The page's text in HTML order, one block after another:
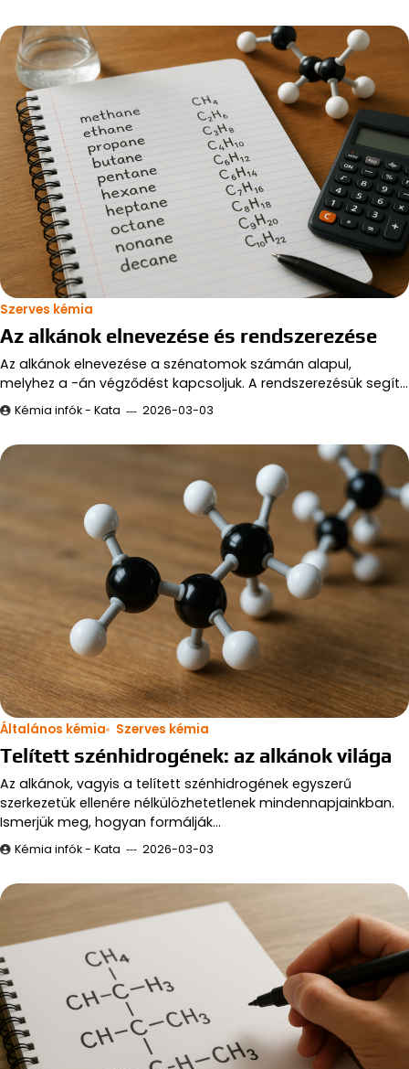
Szerves kémia
Az alkánok elnevezése és rendszerezése
Az alkánok elnevezése a szénatomok számán alapul,
melyhez a -án végződést kapcsoljuk. A rendszerezésük segít…
Kémia infók - Kata 2026-03-03
Általános kémia Szerves kémia
Telített szénhidrogének: az alkánok világa
Az alkánok, vagyis a telített szénhidrogének egyszerű
szerkezetük ellenére nélkülözhetetlenek mindennapjainkban.
Ismerjük meg, hogyan formálják…
Kémia infók - Kata 2026-03-03